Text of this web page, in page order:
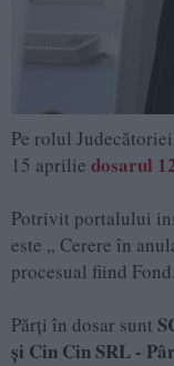
Pe rolul
15 aprilie dosarul
Potrivit portalului
este „ Cerere în
procesual fiind Fond.
Părți în dosar sunt
și Cin Cin SRL -